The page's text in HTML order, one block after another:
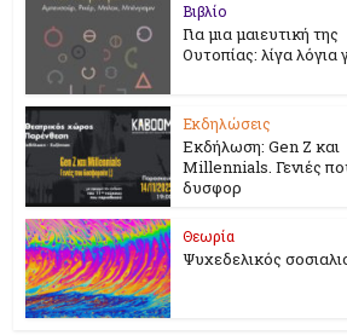
Βιβλίο
Για μια μαιευτική της
Ουτοπίας: λίγα λόγια
Εκδηλώσεις
Εκδήλωση: Gen Z και
Millennials. Γενιές
δυσφορ
Θεωρία
Ψυχεδελικός